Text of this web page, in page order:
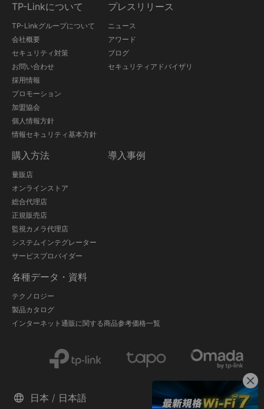
TP-Linkについて
TP-Linkグループについて
会社概要
セキュリティ対策
お問い合わせ
採用情報
プロモーション
加盟協会
個人情報方針
情報セキュリティ基本方針
プレスリリース
ニュース
アワード
ブログ
セキュリティアドバイザリ
購入方法
量販店
オンラインストア
総合代理店
正規販売店
監視カメラ代理店
システムインテグレーター
サービスプロバイダー
導入事例
各種データ・資料
テクノロジー
製品カタログ
インターネット通販に関する商品参考価格一覧
日本 / 日本語